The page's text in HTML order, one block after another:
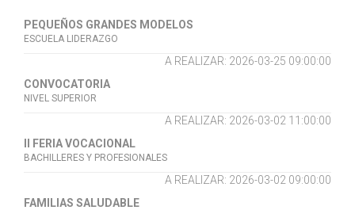
PEQUEÑOS GRANDES MODELOS
ESCUELA LIDERAZGO
A REALIZAR: 2026-03-25 09:00:00
CONVOCATORIA
NIVEL SUPERIOR
A REALIZAR: 2026-03-02 11:00:00
II FERIA VOCACIONAL
BACHILLERES Y PROFESIONALES
A REALIZAR: 2026-03-02 09:00:00
FAMILIAS SALUDABLE